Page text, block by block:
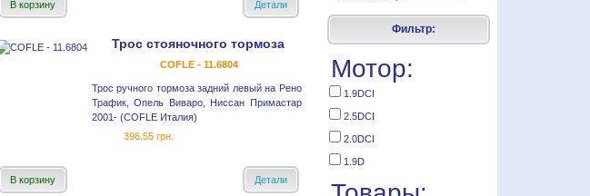
В корзину Детали
Трос стояночного тормоза
COFLE - 11.6804
Трос ручного тормоза задний левый на Рено
Трафик, Опель Виваро, Ниссан Примастар
2001- (COFLE Италия)
396.55 грн.
В корзину Детали
Фильтр:
Мотор:
1.9DCI
2.5DCI
2.0DCI
1.9D